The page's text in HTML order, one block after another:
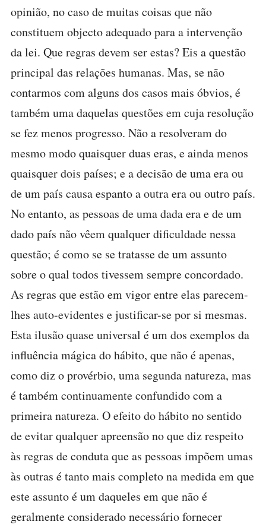
opinião, no caso de muitas coisas que não
constituem objecto adequado para a intervenção
da lei. Que regras devem ser estas? Eis a questão
principal das relações humanas. Mas, se não
contarmos com alguns dos casos mais óbvios, é
também uma daquelas questões em cuja resolução
se fez menos progresso. Não a resolveram do
mesmo modo quaisquer duas eras, e ainda menos
quaisquer dois países; e a decisão de uma era ou
de um país causa espanto a outra era ou outro país.
No entanto, as pessoas de uma dada era e de um
dado país não vêem qualquer dificuldade nessa
questão; é como se se tratasse de um assunto
sobre o qual todos tivessem sempre concordado.
As regras que estão em vigor entre elas parecem-
lhes auto-evidentes e justificar-se por si mesmas.
Esta ilusão quase universal é um dos exemplos da
influência mágica do hábito, que não é apenas,
como diz o provérbio, uma segunda natureza, mas
é também continuamente confundido com a
primeira natureza. O efeito do hábito no sentido
de evitar qualquer apreensão no que diz respeito
às regras de conduta que as pessoas impõem umas
às outras é tanto mais completo na medida em que
este assunto é um daqueles em que não é
geralmente considerado necessário fornecer